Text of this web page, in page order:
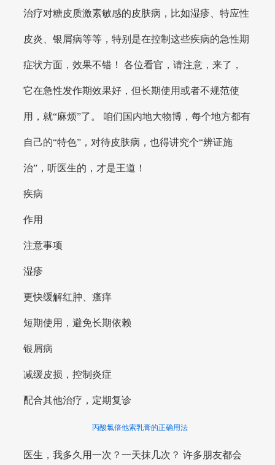
治疗对糖皮质激素敏感的皮肤病，比如湿疹、特应性
皮炎、银屑病等等，特别是在控制这些疾病的急性期
症状方面，效果不错！ 各位看官，请注意，来了，
它在急性发作期效果好，但长期使用或者不规范使
用，就“麻烦”了。 咱们国内地大物博，每个地方都有
自己的“特色”，对待皮肤病，也得讲究个“辨证施
治”，听医生的，才是王道！
疾病
作用
注意事项
湿疹
更快缓解红肿、瘙痒
短期使用，避免长期依赖
银屑病
减缓皮损，控制炎症
配合其他治疗，定期复诊
丙酸氯倍他索乳膏的正确用法
医生，我多久用一次？一天抹几次？ 许多朋友都会